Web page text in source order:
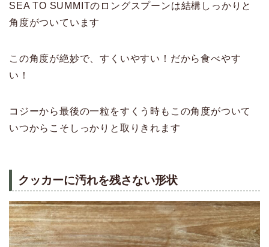
SEA TO SUMMITのロングスプーンは結構しっかりと
角度がついています
この角度が絶妙で、すくいやすい！だから食べやす
い！
コジーから最後の一粒をすくう時もこの角度がついて
いつからこそしっかりと取りきれます
クッカーに汚れを残さない形状